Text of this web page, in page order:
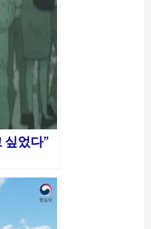
싶었다”